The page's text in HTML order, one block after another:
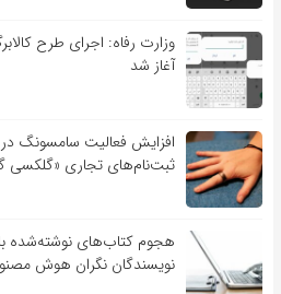
وزارت رفاه: اجرای طرح
آغاز شد
افزایش فعالیت سامسونگ
ثبت‌نام‌های تجاری
نویسندگان نگران هوش